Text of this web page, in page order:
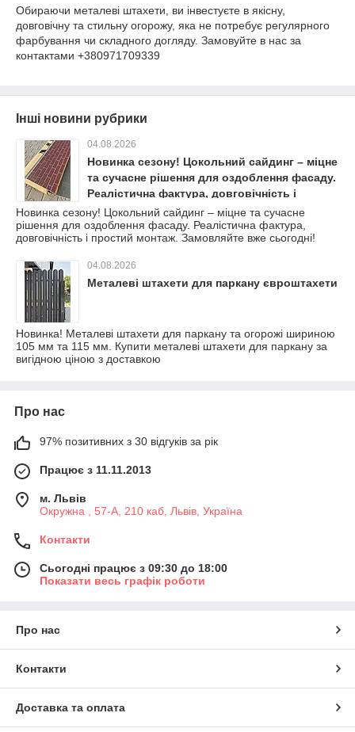
Обираючи металеві штахети, ви інвестуєте в якісну,
довговічну та стильну огорожу, яка не потребує регулярного
фарбування чи складного догляду. Замовуйте в нас за
контактами +380971709339
Інші новини рубрики
04.08.2026
Новинка сезону! Цокольний сайдинг – міцне
та сучасне рішення для оздоблення фасаду.
Реалістична фактура, довговічність і
простий монтаж. Замовляйте вже сьогодні!
Новинка сезону! Цокольний сайдинг – міцне та сучасне
рішення для оздоблення фасаду. Реалістична фактура,
довговічність і простий монтаж. Замовляйте вже сьогодні!
04.08.2026
Металеві штахети для паркану євроштахети
Новинка! Металеві штахети для паркану та огорожі шириною
105 мм та 115 мм. Купити металеві штахети для паркану за
вигідною ціною з доставкою
Про нас
97% позитивних з 30 відгуків за рік
Працює з 11.11.2013
м. Львів
Окружна , 57-А, 210 каб, Львів, Україна
Контакти
Сьогодні працює з 09:30 до 18:00
Показати весь графік роботи
Про нас
Контакти
Доставка та оплата